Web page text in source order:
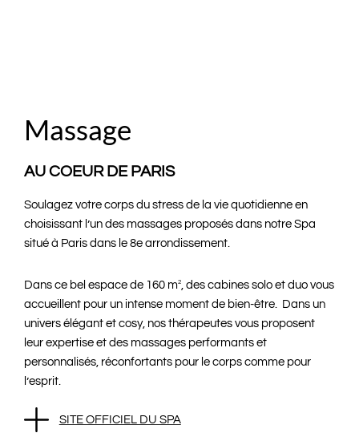
Massage
AU COEUR DE PARIS
Soulagez votre corps du stress de la vie quotidienne en
choisissant l’un des massages proposés dans notre Spa
situé à Paris dans le 8e arrondissement.
Dans ce bel espace de 160 m2, des cabines solo et duo vous
accueillent pour un intense moment de bien-être. Dans un
univers élégant et cosy, nos thérapeutes vous proposent
leur expertise et des massages performants et
personnalisés, réconfortants pour le corps comme pour
l’esprit.
SITE OFFICIEL DU SPA